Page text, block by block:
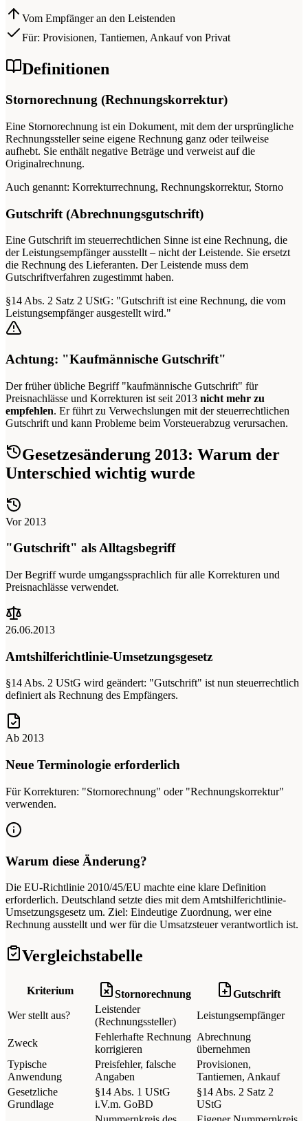
Vom Empfänger an den Leistenden
Für: Provisionen, Tantiemen, Ankauf von Privat
Definitionen
Stornorechnung (Rechnungskorrektur)
Eine Stornorechnung ist ein Dokument, mit dem der ursprüngliche
Rechnungssteller seine eigene Rechnung ganz oder teilweise
aufhebt. Sie enthält negative Beträge und verweist auf die
Originalrechnung.
Auch genannt: Korrekturrechnung, Rechnungskorrektur, Storno
Gutschrift (Abrechnungsgutschrift)
Eine Gutschrift im steuerrechtlichen Sinne ist eine Rechnung, die
der Leistungsempfänger ausstellt – nicht der Leistende. Sie ersetzt
die Rechnung des Lieferanten. Der Leistende muss dem
Gutschriftverfahren zugestimmt haben.
§14 Abs. 2 Satz 2 UStG: "Gutschrift ist eine Rechnung, die vom
Leistungsempfänger ausgestellt wird."
Achtung: "Kaufmännische Gutschrift"
Der früher übliche Begriff "kaufmännische Gutschrift" für
Preisnachlässe und Korrekturen ist seit 2013 nicht mehr zu
empfehlen. Er führt zu Verwechslungen mit der steuerrechtlichen
Gutschrift und kann Probleme beim Vorsteuerabzug verursachen.
Gesetzesänderung 2013: Warum der
Unterschied wichtig wurde
Vor 2013
"Gutschrift" als Alltagsbegriff
Der Begriff wurde umgangssprachlich für alle Korrekturen und
Preisnachlässe verwendet.
26.06.2013
Amtshilferichtlinie-Umsetzungsgesetz
§14 Abs. 2 UStG wird geändert: "Gutschrift" ist nun steuerrechtlich
definiert als Rechnung des Empfängers.
Ab 2013
Neue Terminologie erforderlich
Für Korrekturen: "Stornorechnung" oder "Rechnungskorrektur"
verwenden.
Warum diese Änderung?
Die EU-Richtlinie 2010/45/EU machte eine klare Definition
erforderlich. Deutschland setzte dies mit dem Amtshilferichtlinie-
Umsetzungsgesetz um. Ziel: Eindeutige Zuordnung, wer eine
Rechnung ausstellt und wer für die Umsatzsteuer verantwortlich ist.
Vergleichstabelle
Kriterium Stornorechnung
Gutschrift
Wer stellt aus?
Leistender
(Rechnungssteller)
Leistungsempfänger
Zweck
Fehlerhafte Rechnung
korrigieren
Abrechnung
übernehmen
Typische
Anwendung
Preisfehler, falsche
Angaben
Provisionen,
Tantiemen, Ankauf
Gesetzliche
Grundlage
§14 Abs. 1 UStG
i.V.m. GoBD
§14 Abs. 2 Satz 2
UStG